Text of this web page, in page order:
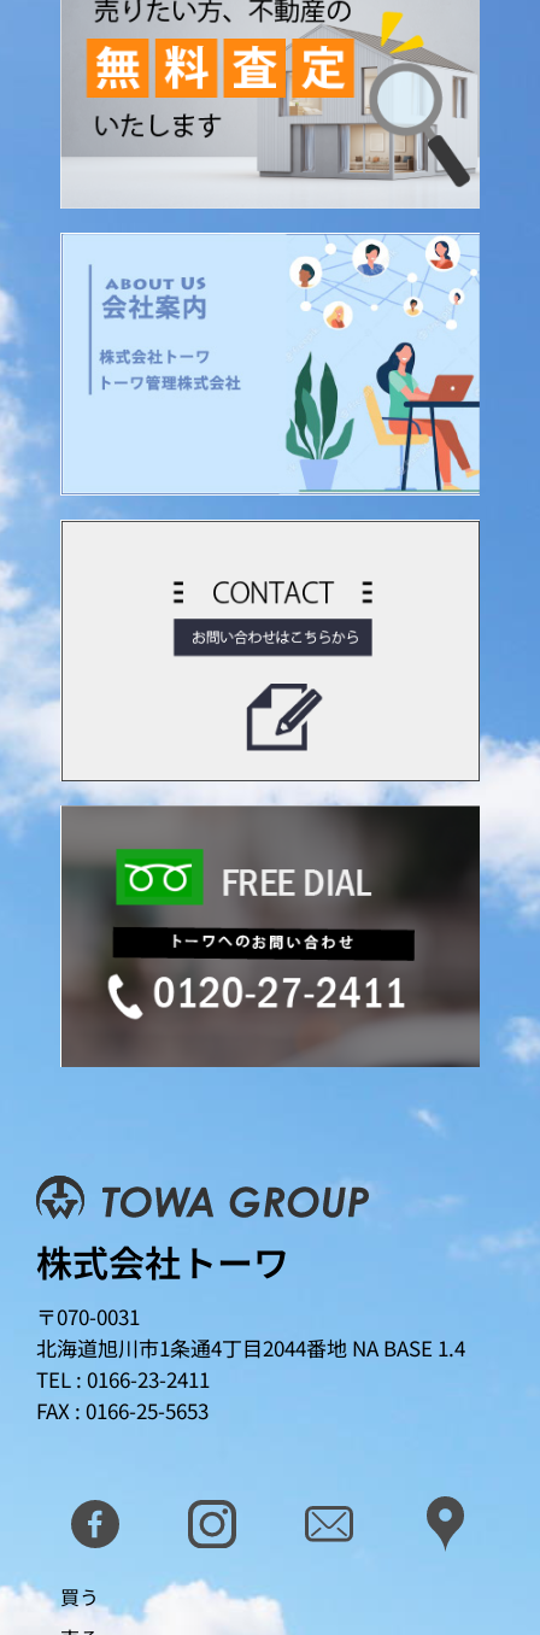
株式会社トーワ
〒070-0031
北海道旭川市1条通4丁目2044番地 NA BASE 1.4
TEL : 0166-23-2411
FAX : 0166-25-5653
買う